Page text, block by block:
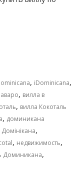
, iDominicana,
, вилла в
, вилла Кокоталь
, доминикана
Домінікана,
, недвижимость,
Доминикана,